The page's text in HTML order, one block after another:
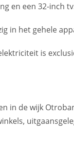
en een 32-inch
in het gehele
is
in de wijk